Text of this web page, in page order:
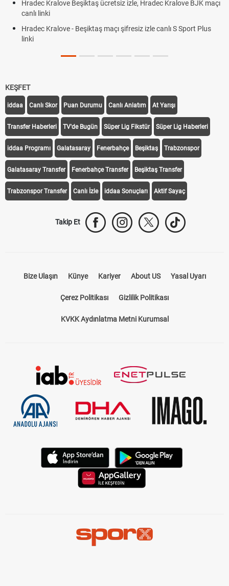
Hradec Kralove Beşiktaş ücretsiz izle, Hradec Kralove BJK maçı
canlı linki
Hradec Kralove - Beşiktaş maçı şifresiz izle canlı S Sport Plus
linki
KEŞFET
iddaa Canlı Skor Puan Durumu Canlı Anlatım At Yarışı
Transfer Haberleri TV'de Bugün Süper Lig Fikstür Süper Lig Haberleri
iddaa Programı Galatasaray Fenerbahçe Beşiktaş Trabzonspor
Galatasaray Transfer Fenerbahçe Transfer Beşiktaş Transfer
Trabzonspor Transfer Canlı İzle iddaa Sonuçları Aktif Sayaç
Takip Et
Bize Ulaşın Künye Kariyer About US Yasal Uyarı
Çerez Politikası Gizlilik Politikası
KVKK Aydınlatma Metni Kurumsal